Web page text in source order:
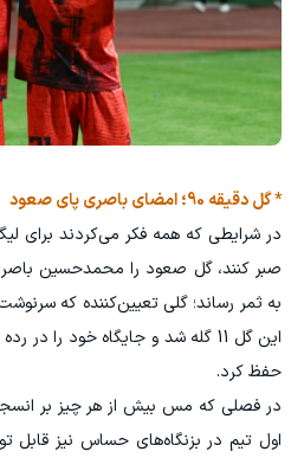
* گل دقیقه 90؛ امضای باصری پای صعود
در شرایطی که همه فکر می‌کردند برای
به ثمر رساند؛ گلی تعیین‌کننده که
این گل 11 گله شد و جایگاه خود
حفظ کرد.
در فصلی که مس بیش از هر چیز بر
اول تیم در بزنگاه‌های حساس نیز قابل